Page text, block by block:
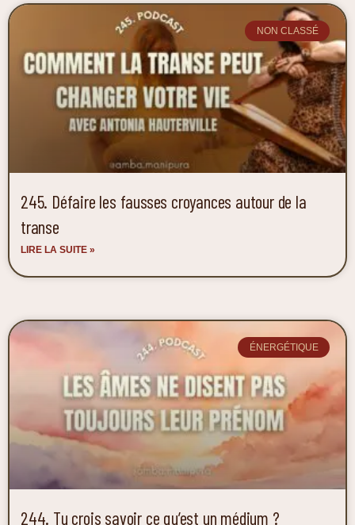
NON CLASSÉ
245. Défaire les fausses croyances autour de la
transe
LIRE LA SUITE »
ÉNERGÉTIQUE
244. Tu crois savoir ce qu’est un médium ?